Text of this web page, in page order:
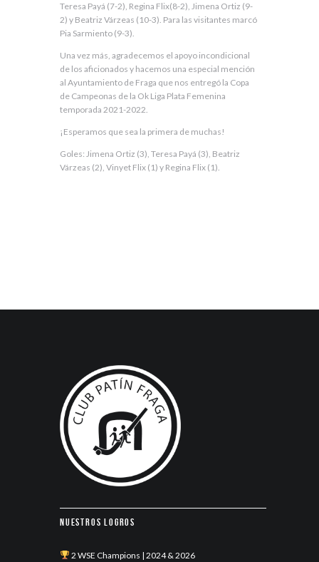
Teresa Payá (7-2), Regina Flix(8-2), Jimena Ortiz (9-
2) y Beatriz Várzeas (10-3). Para las visitantes marcó
Pia Sarmiento (9-3).
Una vez más, agradecemos el apoyo incondicional
de los aficionados y hacemos una especial mención
al Ayuntamiento de Fraga que nos entregó la Copa
de Campeonas de la Ok Liga Plata Femenina
temporada 2021-2022.
¡Esperamos que sea la primera de muchas!
Goles: Jimena Ortiz (3), Teresa Payá (3), Beatriz
Várzeas (2), Vinyet Flix (1) y Regina Flix (1).
Nuestros logros
2 WSE Champions | 2024 & 2026